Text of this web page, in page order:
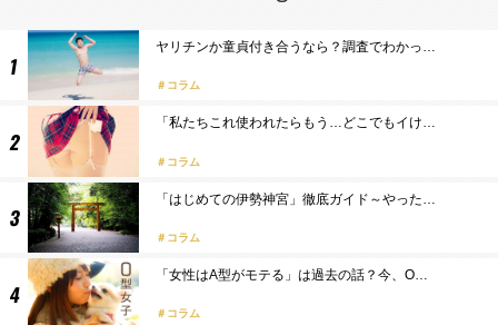
ヤリチンか童貞付き合うなら？調査でわかっ…
コラム
「私たちこれ使われたらもう…どこでもイけ…
コラム
「はじめての伊勢神宮」徹底ガイド～やった…
コラム
「女性はA型がモテる」は過去の話？今、O…
コラム